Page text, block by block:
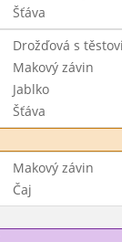
Šťáva
Drožďová s
Makový závin
Jablko
Šťáva
Makový závin
Čaj